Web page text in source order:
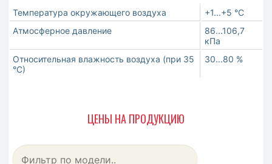
Температура окружающего воздуха
+1...+5 °С
Атмосферное давление
86...106,7
кПа
Относительная влажность воздуха (при 35
°С)
30...80 %
ЦЕНЫ НА ПРОДУКЦИЮ